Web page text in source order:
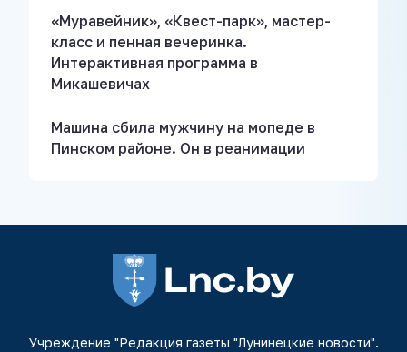
«Муравейник», «Квест-парк», мастер-
класс и пенная вечеринка.
Интерактивная программа в
Микашевичах
Машина сбила мужчину на мопеде в
Пинском районе. Он в реанимации
Учреждение "Редакция газеты "Лунинецкие новости".